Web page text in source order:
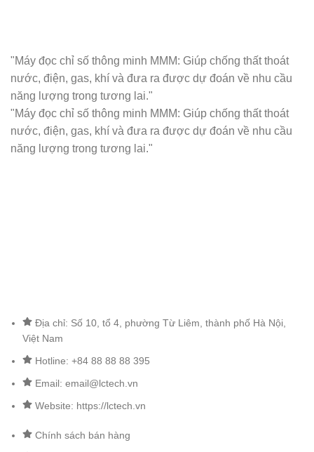
"Máy đọc chỉ số thông minh MMM: Giúp chống thất thoát
nước, điện, gas, khí và đưa ra được dự đoán về nhu cầu
năng lượng trong tương lai."
"Máy đọc chỉ số thông minh MMM: Giúp chống thất thoát
nước, điện, gas, khí và đưa ra được dự đoán về nhu cầu
năng lượng trong tương lai."
Địa chỉ: Số 10, tổ 4, phường Từ Liêm, thành phố Hà Nội,
Việt Nam
Hotline: +84 88 88 88 395
Email: email@lctech.vn
Website: https://lctech.vn
Chính sách bán hàng